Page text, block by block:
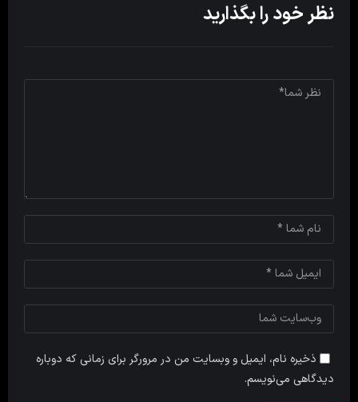
نظر خود را بگذارید
ذخیره نام، ایمیل و وبسایت من در مرورگر برای زمانی که دوباره
دیدگاهی می‌نویسم.